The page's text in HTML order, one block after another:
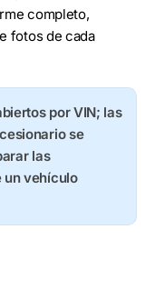
completo,
fotos de cada
por VIN; las
se
las
un vehículo